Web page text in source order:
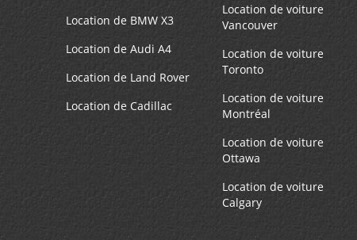
Location de BMW X3
Location de Audi A4
Location de Land Rover
Location de Cadillac
Location de voiture
Vancouver
Location de voiture
Toronto
Location de voiture
Montréal
Location de voiture
Ottawa
Location de voiture
Calgary